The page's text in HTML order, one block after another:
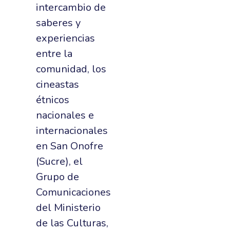
intercambio de
saberes y
experiencias
entre la
comunidad, los
cineastas
étnicos
nacionales e
internacionales
en San Onofre
(Sucre), el
Grupo de
Comunicaciones
del Ministerio
de las Culturas,